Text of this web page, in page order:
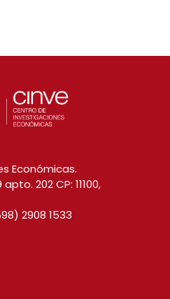
Económicas.
202 CP: 11100,
2908 1533